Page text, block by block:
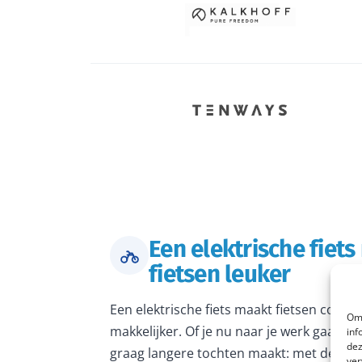
Een elektrische
fietsen leuker
Een elektrische fiets maakt fietsen
makkelijker. Of je nu naar je werk gaat,
graag langere tochten maakt: met de